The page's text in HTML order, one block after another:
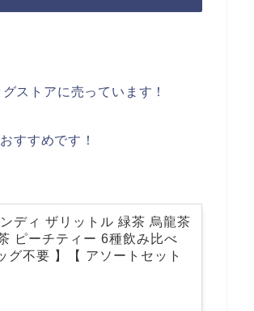
ストアに売っています！
すすめです！
ディ ザリットル 緑茶 烏龍茶
ピーチティー 6種飲み比べ
グ不要 】【 アソートセット